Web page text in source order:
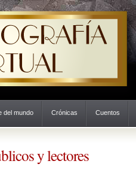
del mundo Crónicas Cuentos
y lectores